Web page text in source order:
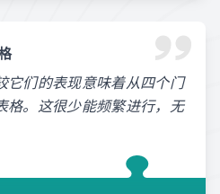
它们的表现意味着从四个门
格。这很少能频繁进行，无